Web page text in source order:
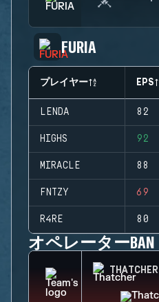
FURIA
プレイヤー EPS
LENDA 82
HIGHS 92
MIRACLE 88
FNTZY 69
R4RE 80
オペレーターBAN
THATCHER